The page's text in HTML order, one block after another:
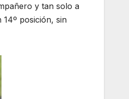
y tan solo a
posición, sin